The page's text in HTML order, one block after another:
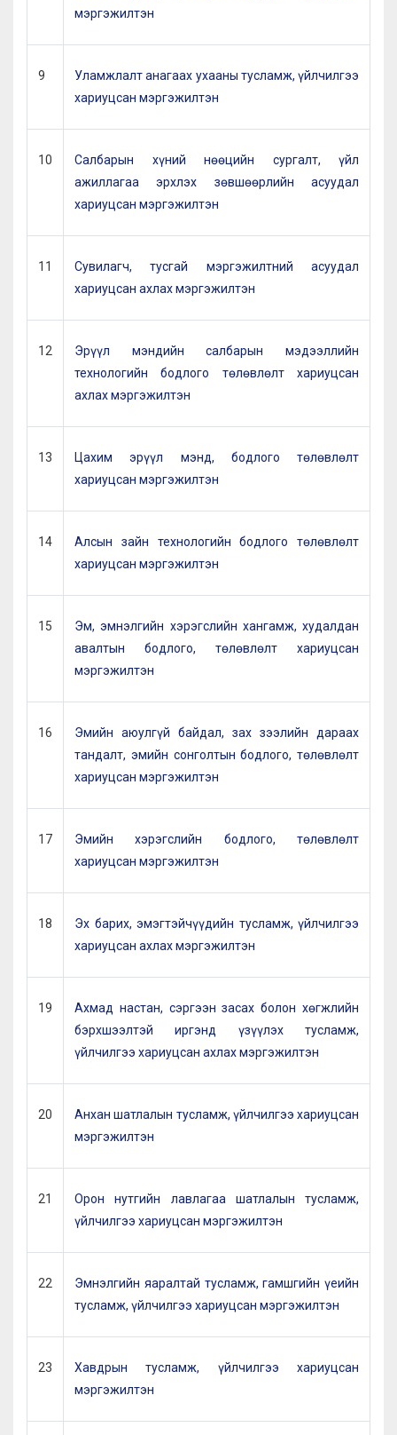
мэргэжилтэн
9
Уламжлалт анагаах ухааны тусламж, үйлчилгээ
хариуцсан мэргэжилтэн
10
Салбарын хүний нөөцийн сургалт, үйл
ажиллагаа эрхлэх зөвшөөрлийн асуудал
хариуцсан мэргэжилтэн
11
Сувилагч, тусгай мэргэжилтний асуудал
хариуцсан ахлах мэргэжилтэн
12
Эрүүл мэндийн салбарын мэдээллийн
технологийн бодлого төлөвлөлт хариуцсан
ахлах мэргэжилтэн
13
Цахим эрүүл мэнд, бодлого төлөвлөлт
хариуцсан мэргэжилтэн
14
Алсын зайн технологийн бодлого төлөвлөлт
хариуцсан мэргэжилтэн
15
Эм, эмнэлгийн хэрэгслийн хангамж, худалдан
авалтын бодлого, төлөвлөлт хариуцсан
мэргэжилтэн
16
Эмийн аюулгүй байдал, зах зээлийн дараах
тандалт, эмийн сонголтын бодлого, төлөвлөлт
хариуцсан мэргэжилтэн
17
Эмийн хэрэгслийн бодлого, төлөвлөлт
хариуцсан мэргэжилтэн
18
Эх барих, эмэгтэйчүүдийн тусламж, үйлчилгээ
хариуцсан ахлах мэргэжилтэн
19
Ахмад настан, сэргээн засах болон хөгжлийн
бэрхшээлтэй иргэнд үзүүлэх тусламж,
үйлчилгээ хариуцсан ахлах мэргэжилтэн
20
Анхан шатлалын тусламж, үйлчилгээ хариуцсан
мэргэжилтэн
21
Орон нутгийн лавлагаа шатлалын тусламж,
үйлчилгээ хариуцсан мэргэжилтэн
22
Эмнэлгийн яаралтай тусламж, гамшгийн үеийн
тусламж, үйлчилгээ хариуцсан мэргэжилтэн
23
Хавдрын тусламж, үйлчилгээ хариуцсан
мэргэжилтэн